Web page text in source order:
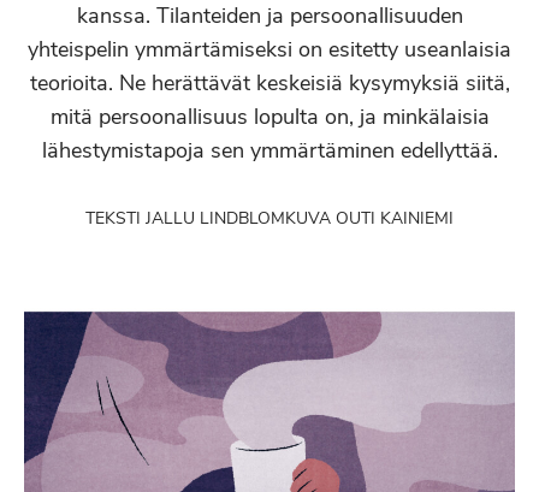
kanssa. Tilanteiden ja persoonallisuuden
yhteispelin ymmärtämiseksi on esitetty useanlaisia
teorioita. Ne herättävät keskeisiä kysymyksiä siitä,
mitä persoonallisuus lopulta on, ja minkälaisia
lähestymistapoja sen ymmärtäminen edellyttää.
TEKSTI JALLU LINDBLOMKUVA OUTI KAINIEMI